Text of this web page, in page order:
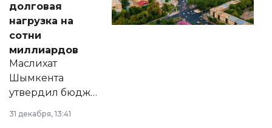
долговая
нагрузка на
сотни
миллиардов
Маслихат
Шымкента
утвердил бюджет
города на 2026–
2028 годы.
31 декабря, 13:41